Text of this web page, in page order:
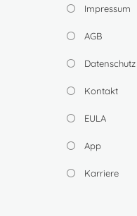
Impressum
AGB
Datenschutz
Kontakt
EULA
App
Karriere